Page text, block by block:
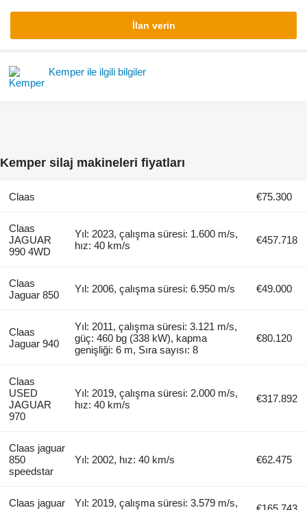
İlan verin
Kemper ile ilgili bilgiler
Kemper silaj makineleri fiyatları
Claas €75.300
Claas
JAGUAR
990 4WD
Yıl: 2023, çalışma süresi: 1.600 m/s,
hız: 40 km/s
€457.718
Claas
Jaguar 850
Yıl: 2006, çalışma süresi: 6.950 m/s €49.000
Claas
Jaguar 940
Yıl: 2011, çalışma süresi: 3.121 m/s,
güç: 460 bg (338 kW), kapma
genişliği: 6 m, Sıra sayısı: 8
€80.120
Claas
USED
JAGUAR
970
Yıl: 2019, çalışma süresi: 2.000 m/s,
hız: 40 km/s
€317.892
Claas jaguar
850
speedstar
Yıl: 2002, hız: 40 km/s €62.475
Claas jaguar
Yıl: 2019, çalışma süresi: 3.579 m/s,